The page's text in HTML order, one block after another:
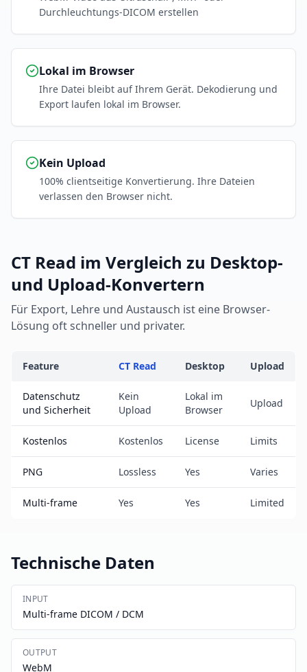
Durchleuchtungs-DICOM erstellen
Lokal im Browser
Ihre Datei bleibt auf Ihrem Gerät. Dekodierung und
Export laufen lokal im Browser.
Kein Upload
100% clientseitige Konvertierung. Ihre Dateien
verlassen den Browser nicht.
CT Read im Vergleich zu Desktop-
und Upload-Konvertern
Für Export, Lehre und Austausch ist eine Browser-
Lösung oft schneller und privater.
Feature CT Read Desktop Upload
Datenschutz
und Sicherheit
Kein
Upload
Lokal im
Browser
Upload
Kostenlos Kostenlos License Limits
PNG Lossless Yes Varies
Multi-frame Yes Yes Limited
Technische Daten
INPUT
Multi-frame DICOM / DCM
OUTPUT
WebM